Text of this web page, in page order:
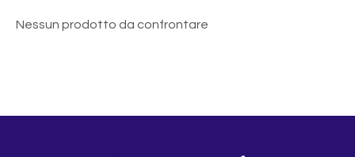
Nessun prodotto da confrontare